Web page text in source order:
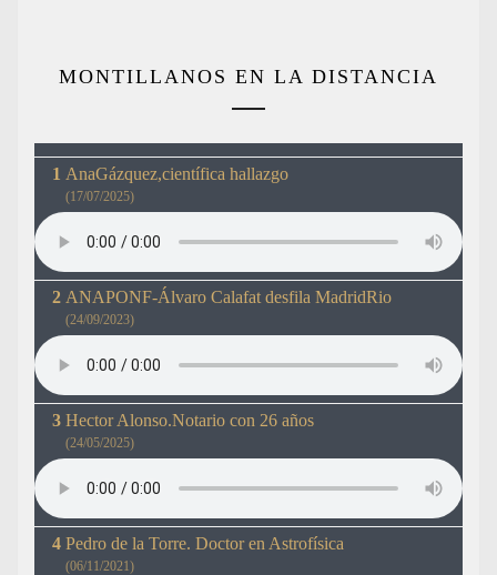
MONTILLANOS EN LA DISTANCIA
AnaGázquez,científica hallazgo
(17/07/2025)
ANAPONF-Álvaro Calafat desfila MadridRio
(24/09/2023)
Hector Alonso.Notario con 26 años
(24/05/2025)
Pedro de la Torre. Doctor en Astrofísica
(06/11/2021)